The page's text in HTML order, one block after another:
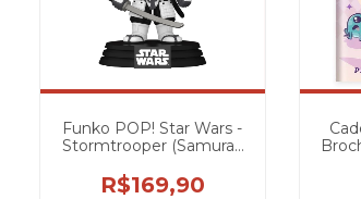
Funko POP! Star Wars -
Stormtrooper (Samurai)
R$169,90